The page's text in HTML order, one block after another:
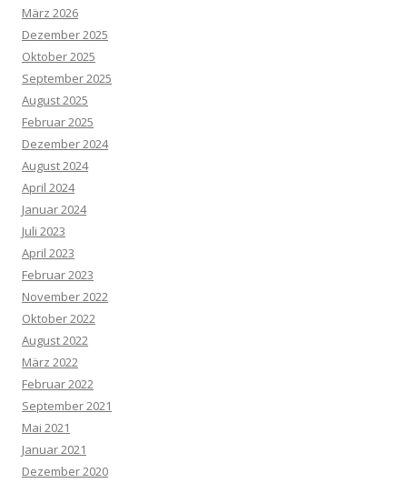
März 2026
Dezember 2025
Oktober 2025
September 2025
August 2025
Februar 2025
Dezember 2024
August 2024
April 2024
Januar 2024
Juli 2023
April 2023
Februar 2023
November 2022
Oktober 2022
August 2022
März 2022
Februar 2022
September 2021
Mai 2021
Januar 2021
Dezember 2020